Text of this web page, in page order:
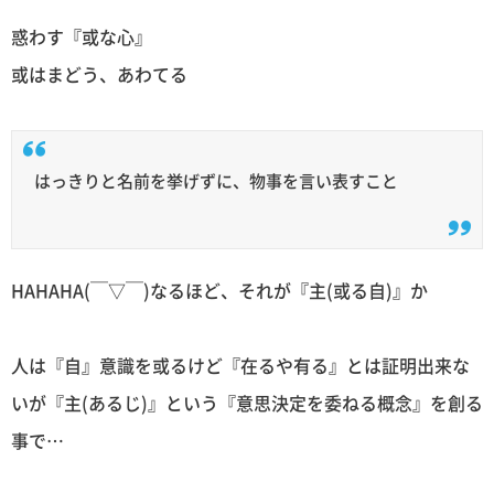
惑わす『或な心』
或はまどう、あわてる
はっきりと名前を挙げずに、物事を言い表すこと
HAHAHA(￣▽￣)なるほど、それが『主(或る自)』か
人は『自』意識を或るけど『在るや有る』とは証明出来な
いが『主(あるじ)』という『意思決定を委ねる概念』を創る
事で…